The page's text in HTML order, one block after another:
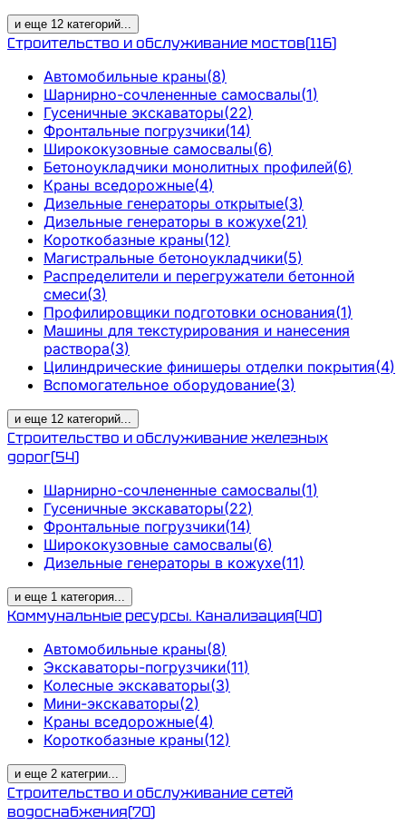
и еще 12 категорий...
Строительство и обслуживание мостов(116)
Автомобильные краны(8)
Шарнирно-сочлененные самосвалы(1)
Гусеничные экскаваторы(22)
Фронтальные погрузчики(14)
Ширококузовные самосвалы(6)
Бетоноукладчики монолитных профилей(6)
Краны вседорожные(4)
Дизельные генераторы открытые(3)
Дизельные генераторы в кожухе(21)
Короткобазные краны(12)
Магистральные бетоноукладчики(5)
Распределители и перегружатели бетонной
смеси(3)
Профилировщики подготовки основания(1)
Машины для текстурирования и нанесения
раствора(3)
Цилиндрические финишеры отделки покрытия(4)
Вспомогательное оборудование(3)
и еще 12 категорий...
Строительство и обслуживание железных
дорог(54)
Шарнирно-сочлененные самосвалы(1)
Гусеничные экскаваторы(22)
Фронтальные погрузчики(14)
Ширококузовные самосвалы(6)
Дизельные генераторы в кожухе(11)
и еще 1 категория...
Коммунальные ресурсы. Канализация(40)
Автомобильные краны(8)
Экскаваторы-погрузчики(11)
Колесные экскаваторы(3)
Мини-экскаваторы(2)
Краны вседорожные(4)
Короткобазные краны(12)
и еще 2 категрии...
Строительство и обслуживание сетей
водоснабжения(70)